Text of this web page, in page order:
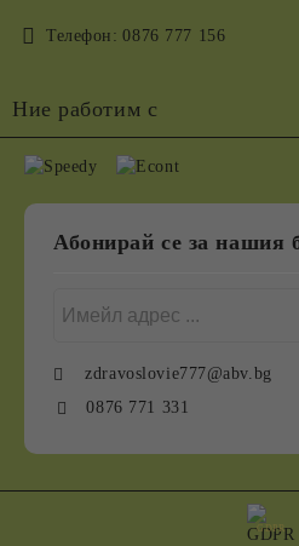
Телефон: 0876 777 156
Ние работим с
Абонирай се за нашия
zdravoslovie777@abv.bg
0876 771 331
GDPR